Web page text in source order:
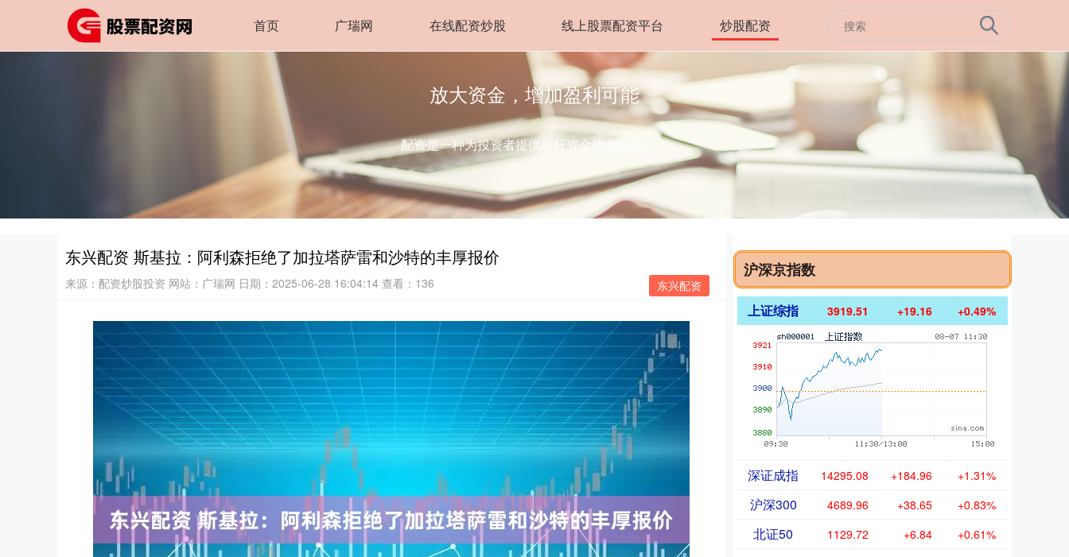
首页 广瑞网 在线配资炒股 线上股票配资平台 炒股配资
放大资金，增加盈利可能
配资是一种为投资者提供杠杆资金的金融服务！
东兴配资 斯基拉：阿利森拒绝了加拉塔萨雷和沙特的丰厚报价
东兴配资
来源：配资炒股投资 网站：广瑞网 日期：2025-06-28 16:04:14 查看：136
沪深京指数
上证综指 3919.51 +19.16 +0.49%
深证成指 14295.08 +184.96 +1.31%
沪深300 4689.96 +38.65 +0.83%
北证50 1129.72 +6.84 +0.61%